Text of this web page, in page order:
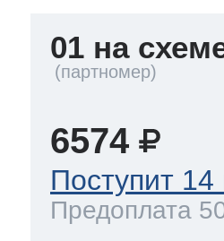
01 на
6574
Поступит 14
Предоплата